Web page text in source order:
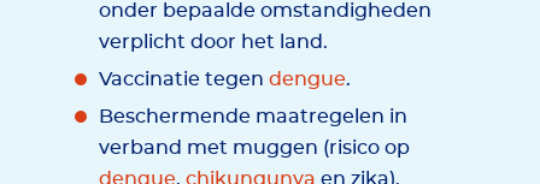
onder bepaalde omstandigheden
verplicht door het land.
Vaccinatie tegen dengue.
Beschermende maatregelen in
verband met muggen (risico op
denque, chikungunya en zika).